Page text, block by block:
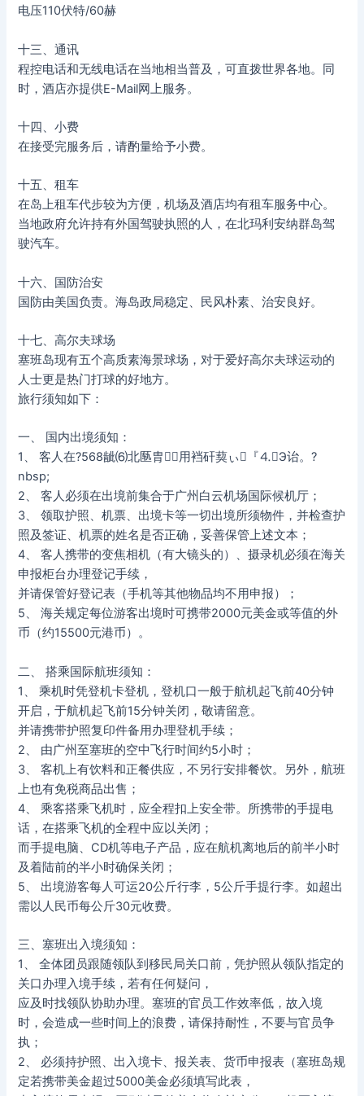
电压110伏特/60赫
十三、通讯
程控电话和无线电话在当地相当普及，可直拨世界各地。同
时，酒店亦提供E-Mail网上服务。
十四、小费
在接受完服务后，请酌量给予小费。
十五、租车
在岛上租车代步较为方便，机场及酒店均有租车服务中心。
当地政府允许持有外国驾驶执照的人，在北玛利安纳群岛驾
驶汽车。
十六、国防治安
国防由美国负责。海岛政局稳定、民风朴素、治安良好。
十七、高尔夫球场
塞班岛现有五个高质素海景球场，对于爱好高尔夫球运动的
人士更是热门打球的好地方。
旅行须知如下：
一、 国内出境须知：
1、 客人在?568龇⑹北匦胄用裆矸葜ぃ『⒋Э诒。?
nbsp;
2、 客人必须在出境前集合于广州白云机场国际候机厅；
3、 领取护照、机票、出境卡等一切出境所须物件，并检查护
照及签证、机票的姓名是否正确，妥善保管上述文本；
4、 客人携带的变焦相机（有大镜头的）、摄录机必须在海关
申报柜台办理登记手续，
并请保管好登记表（手机等其他物品均不用申报）；
5、 海关规定每位游客出境时可携带2000元美金或等值的外
币（约15500元港币）。
二、 搭乘国际航班须知：
1、 乘机时凭登机卡登机，登机口一般于航机起飞前40分钟
开启，于航机起飞前15分钟关闭，敬请留意。
并请携带护照复印件备用办理登机手续；
2、 由广州至塞班的空中飞行时间约5小时；
3、 客机上有饮料和正餐供应，不另行安排餐饮。另外，航班
上也有免税商品出售；
4、 乘客搭乘飞机时，应全程扣上安全带。所携带的手提电
话，在搭乘飞机的全程中应以关闭；
而手提电脑、CD机等电子产品，应在航机离地后的前半小时
及着陆前的半小时确保关闭；
5、 出境游客每人可运20公斤行李，5公斤手提行李。如超出
需以人民币每公斤30元收费。
三、塞班出入境须知：
1、 全体团员跟随领队到移民局关口前，凭护照从领队指定的
关口办理入境手续，若有任何疑问，
应及时找领队协助办理。塞班的官员工作效率低，故入境
时，会造成一些时间上的浪费，请保持耐性，不要与官员争
执；
2、 必须持护照、出入境卡、报关表、货币申报表（塞班岛规
定若携带美金超过5000美金必须填写此表，